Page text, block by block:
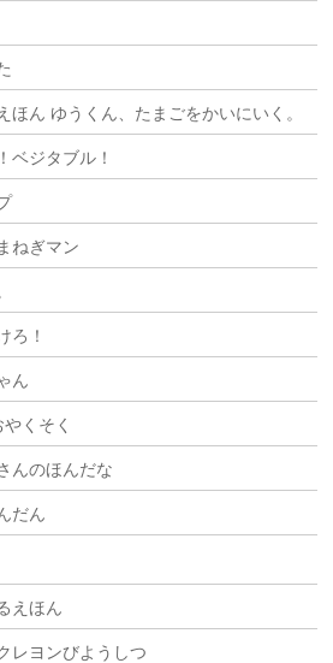
ほん ゆうくん、たまごをかいにいく。
ベジタブル！
ねぎマン
ろ！
ん
くそく
んのほんだな
だん
えほん
レヨンびようしつ